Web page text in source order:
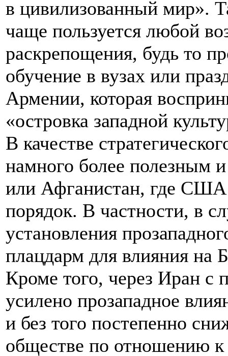
в цивилизованный мир».
чаще пользуется любой
раскрепощения, будь то
обучение в вузах или
Армении, которая
«островка западной
В качестве
намного более полезным
или Афганистан, где США
порядок. В частности, в
установления
плацдарм для влияния
Кроме того, через Иран с
усилено прозападное
и без того постепенно
обществе по отношению